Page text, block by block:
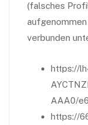
(falsches
verbunden
https://
AAA0/
https://